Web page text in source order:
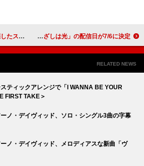
開が急遽決定 キタニタツヤ、新曲「まなざしは光」の配信日が7/6に決定
RELATED NEWS
ティックアレンジで「I WANNA BE YOUR
FIRST TAKE＞
ノ・デイヴィッド、ソロ・シングル3曲の字幕
ノ・デイヴィッド、メロディアスな新曲「ヴ